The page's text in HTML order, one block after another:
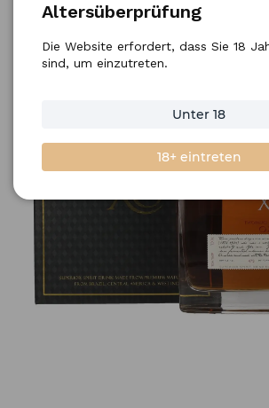
Altersüberprüfung
Die Website erfordert, dass Sie 18
sind, um einzutreten.
Unter 18
18+ eintreten